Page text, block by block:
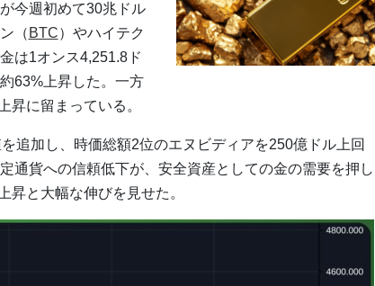
今週初めて30兆ドル
（ BTC）やハイテク
は1オンス4,251.8ド
63%上昇した。一方
昇に留まっている。
追加し、時価総額2位のエヌビディアを250億ドル上回
通貨への信頼低下が、安全資産としての金の需要を押し
昇と大幅な伸びを見せた。